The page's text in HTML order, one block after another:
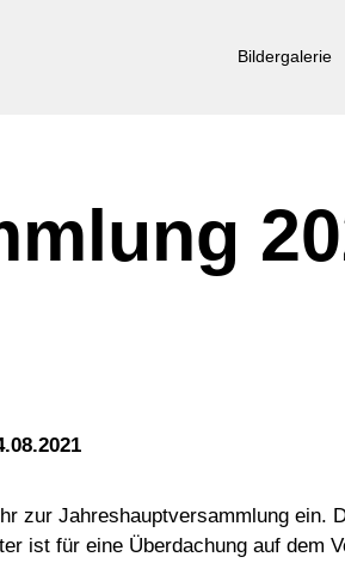
Bildergalerie
zur Jahreshauptversammlung ein.
ist für eine Überdachung auf dem